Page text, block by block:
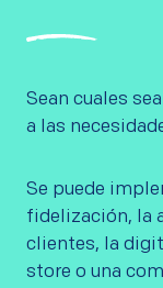
Sean cuales
a las
Se puede
fidelización, la
clientes, la
store o una